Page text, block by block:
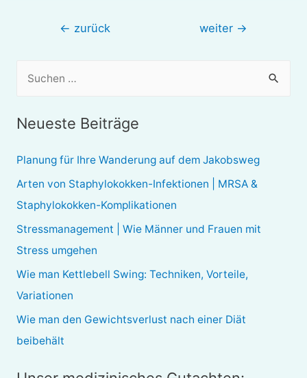
Beitragsnavigation
← zurück weiter →
e
n
n
Neueste Beiträge
Planung für Ihre Wanderung auf dem Jakobsweg
Arten von Staphylokokken-Infektionen | MRSA &
Staphylokokken-Komplikationen
Stressmanagement | Wie Männer und Frauen mit
Stress umgehen
Wie man Kettlebell Swing: Techniken, Vorteile,
Variationen
Wie man den Gewichtsverlust nach einer Diät
beibehält